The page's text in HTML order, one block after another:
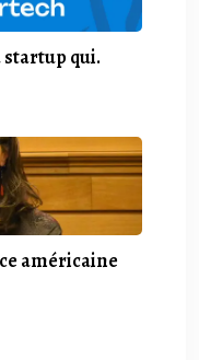
startup qui.
américaine